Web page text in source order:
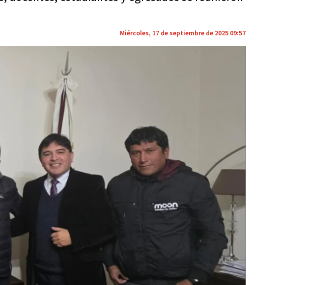
Miércoles, 17 de septiembre de 2025 09:57